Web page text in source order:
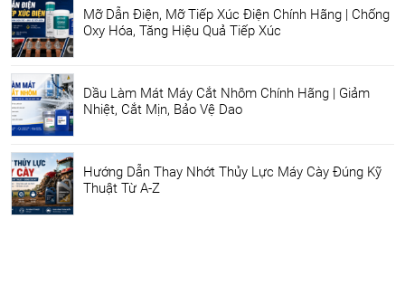
Mỡ Dẫn Điện, Mỡ Tiếp Xúc Điện Chính Hãng | Chống
Oxy Hóa, Tăng Hiệu Quả Tiếp Xúc
Dầu Làm Mát Máy Cắt Nhôm Chính Hãng | Giảm
Nhiệt, Cắt Mịn, Bảo Vệ Dao
Hướng Dẫn Thay Nhớt Thủy Lực Máy Cày Đúng Kỹ
Thuật Từ A-Z